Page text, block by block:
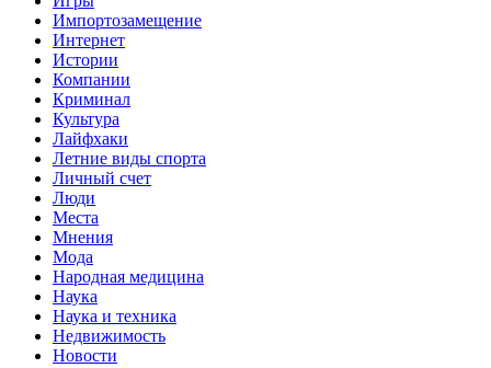
Импортозамещение
Интернет
Истории
Компании
Криминал
Культура
Лайфхаки
Летние виды спорта
Личный счет
Люди
Места
Мнения
Мода
Народная медицина
Наука
Наука и техника
Недвижимость
Новости